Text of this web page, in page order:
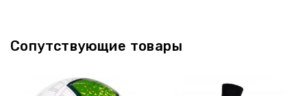
Сопутствующие товары